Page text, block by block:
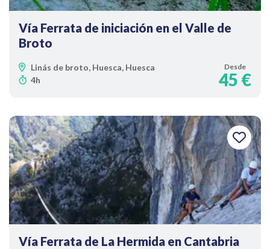
Vía Ferrata de iniciación en el Valle de
Broto
Linás de broto, Huesca, Huesca
4h
Desde
45 €
Vía Ferrata de La Hermida en Cantabria